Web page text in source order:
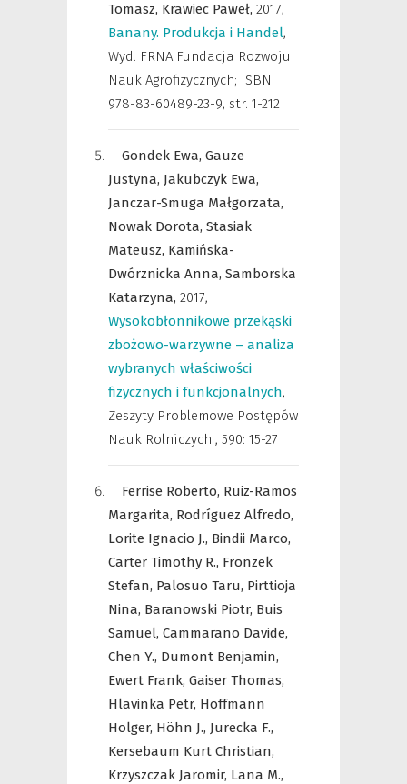
Tomasz, Krawiec Paweł, 2017,
Banany. Produkcja i Handel,
Wyd. FRNA Fundacja Rozwoju
Nauk Agrofizycznych; ISBN:
978-83-60489-23-9, str. 1-212
Gondek Ewa, Gauze
Justyna, Jakubczyk Ewa,
Janczar-Smuga Małgorzata,
Nowak Dorota, Stasiak
Mateusz, Kamińska-
Dwórznicka Anna, Samborska
Katarzyna, 2017,
Wysokobłonnikowe przekąski
zbożowo-warzywne – analiza
wybranych właściwości
fizycznych i funkcjonalnych,
Zeszyty Problemowe Postępów
Nauk Rolniczych , 590: 15-27
Ferrise Roberto, Ruiz-Ramos
Margarita, Rodríguez Alfredo,
Lorite Ignacio J., Bindii Marco,
Carter Timothy R., Fronzek
Stefan, Palosuo Taru, Pirttioja
Nina, Baranowski Piotr, Buis
Samuel, Cammarano Davide,
Chen Y., Dumont Benjamin,
Ewert Frank, Gaiser Thomas,
Hlavinka Petr, Hoffmann
Holger, Höhn J., Jurecka F.,
Kersebaum Kurt Christian,
Krzyszczak Jaromir, Lana M.,